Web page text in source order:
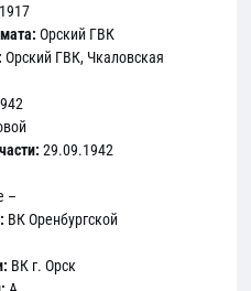
Орский ГВК
Орский ГВК, Чкаловская
29.09.1942
–
ВК Оренбургской
ВК г. Орск